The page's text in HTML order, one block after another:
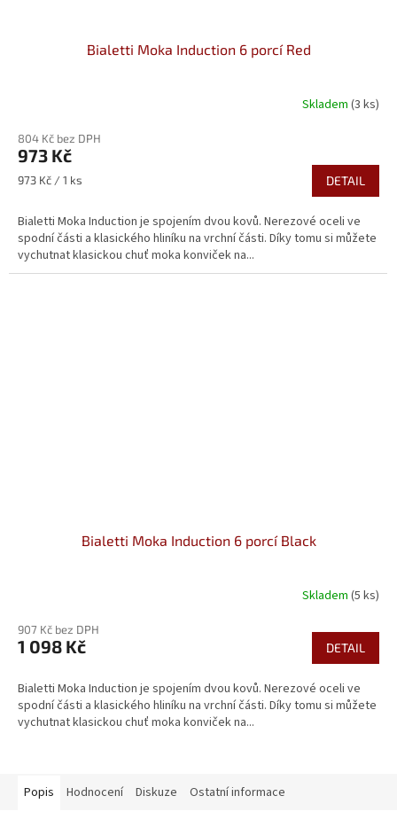
Bialetti Moka Induction 6 porcí Red
produktu
je
5,0
z
hvězdiček.
Skladem(3 ks)
804 Kč bez DPH
973 Kč
Měrná
973 Kč / 1 ks DETAIL
Bialetti Moka Induction je spojením dvou kovů. Nerezové oceli ve
spodní části a klasického hliníku na vrchní části. Díky tomu si můžete
vychutnat klasickou chuť moka konviček na...
Bialetti Moka Induction 6 porcí Black
produktu
je
z
5
hvězdiček.
Skladem(5 ks)
907 Kč bez DPH
1 098 Kč DETAIL
Bialetti Moka Induction je spojením dvou kovů. Nerezové oceli ve
spodní části a klasického hliníku na vrchní části. Díky tomu si můžete
vychutnat klasickou chuť moka konviček na...
Popis Hodnocení Diskuze Ostatní informace